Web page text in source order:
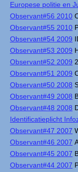
Europese politie en
Observant#56 2010
Observant#55 2010
Observant#54 2009
Observant#53 2009
Observant#52 2009
Observant#51 2009
Observant#50 2008
Observant#49 2008
Observant#48 2008
Identificatieplicht
Observant#47 2007
Observant#46 2007
Observant#45 2007
Observant#44 2007